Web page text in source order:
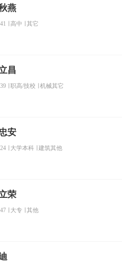
燕
41 高中 其它
昌
39 职高/技校 机械其它
安
24 大学本科 建筑其他
荣
47 大专 其他